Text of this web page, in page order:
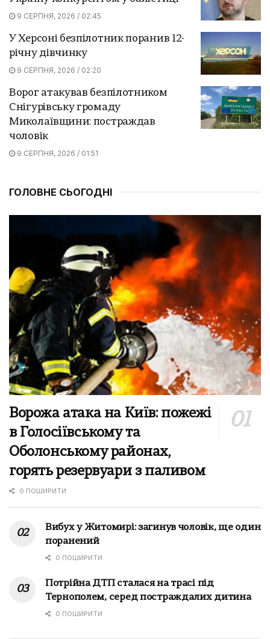
9 СЕРПНЯ, 2026 / 02:45
У Херсоні безпілотник поранив 12-
річну дівчинку
9 СЕРПНЯ, 2026 / 02:20
Ворог атакував безпілотником
Снігурівську громаду
Миколаївщини: постраждав
чоловік
9 СЕРПНЯ, 2026 / 01:51
ГОЛОВНЕ СЬОГОДНІ
Ворожа атака на Київ: пожежі
в Голосіївському та
Оболонському районах,
горять резервуари з паливом
0 ПОШИРИТИ
Вибух у Житомирі: загинув чоловік, ще один
поранений
0 ПОШИРИТИ
Потрійна ДТП сталася на трасі під
Тернополем, серед постраждалих дитина
0 ПОШИРИТИ